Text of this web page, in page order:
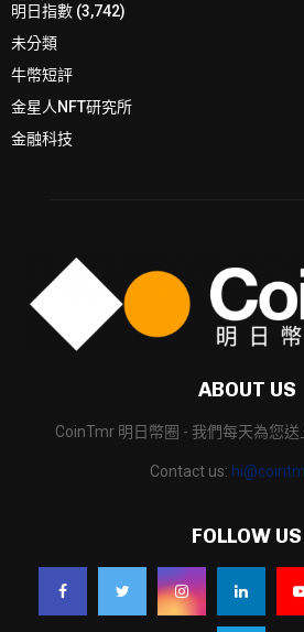
明日指數 (3,742)
未分類
牛幣短評
金星人NFT研究所
金融科技
ABOUT US
CoinTmr 明日幣圈 - 我們每天為您送
Contact us:
FOLLOW US